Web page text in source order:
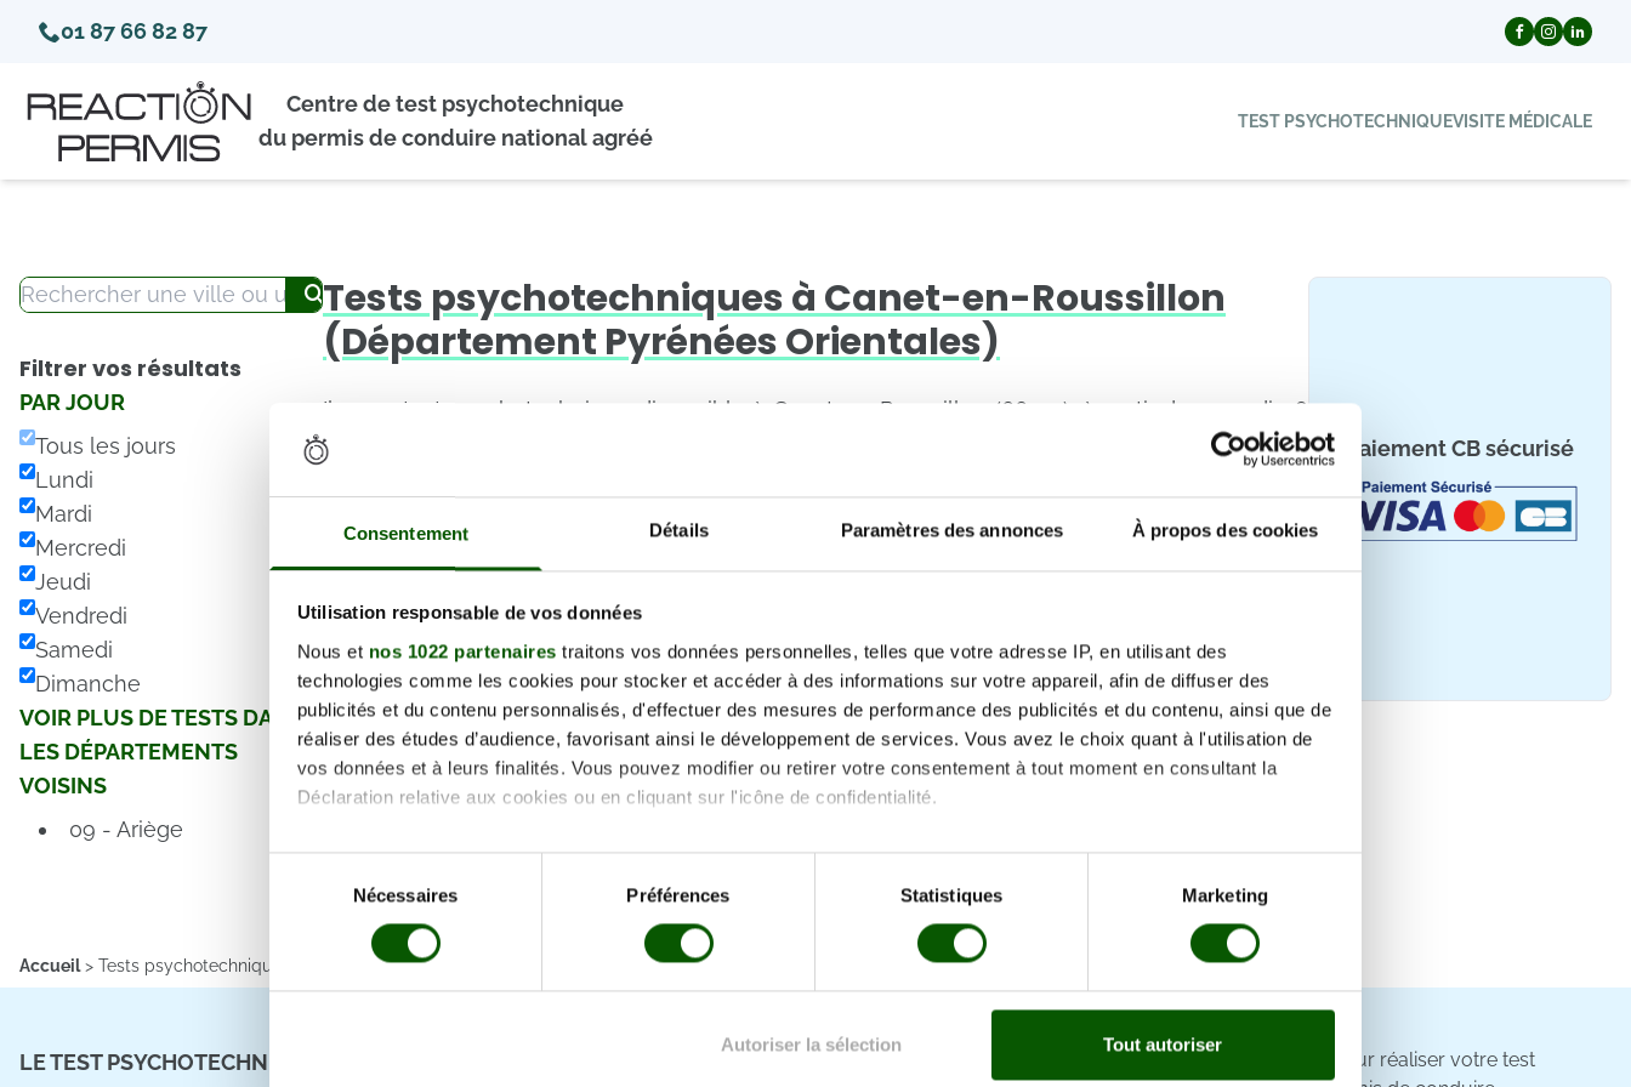
Consentement Détails Paramètres des annonces À propos des cookies
Utilisation responsable de vos données
Nous et nos 1022 partenaires traitons vos données personnelles, telles que votre adresse IP, en utilisant des
technologies comme les cookies pour stocker et accéder à des informations sur votre appareil, afin de diffuser des
publicités et du contenu personnalisés, d'effectuer des mesures de performance des publicités et du contenu, ainsi que de
réaliser des études d’audience, favorisant ainsi le développement de services. Vous avez le choix quant à l'utilisation de
vos données et à leurs finalités. Vous pouvez modifier ou retirer votre consentement à tout moment en consultant la
Déclaration relative aux cookies ou en cliquant sur l'icône de confidentialité.
Si vous le permettez, nous aimerions également :
Collecter des informations sur votre localisation géographique qui peuvent être précises à plusieurs mètres près
digitales).
. Vous pouvez modifier ou retirer votre consentement à tout moment à partir de la déclaration sur les cookies.
consentement
Nécessaires Préférences Statistiques Marketing
Autoriser la sélection Tout autoriser
01 87 66 82 87
Centre de test psychotechnique
du permis de conduire national agréé
TEST PSYCHOTECHNIQUEVISITE MÉDICALE
Filtrer vos résultats
PAR JOUR
Tous les jours
Lundi
Mardi
Mercredi
Jeudi
Vendredi
Samedi
Dimanche
VOIR PLUS DE TESTS DANS
LES DÉPARTEMENTS
VOISINS
09 - Ariège
Tests psychotechniques à Canet-en-Roussillon
(Département Pyrénées Orientales)
Il y a 0 test psychotechnique disponible à Canet-en-Roussillon (66140), à partir du samedi 08
août 2026.
Paiement CB sécurisé
Accueil> Tests psychotechniques Pyrénées Orientales Canet-en-Roussillon (66140)
LE TEST PSYCHOTECHNIQUE
Nos centres vous accueillent sur rendez-vous pour réaliser votre test